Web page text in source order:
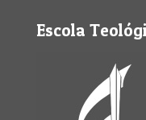
Escola